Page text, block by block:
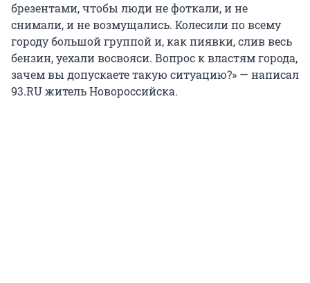
брезентами, чтобы люди не фоткали, и не
снимали, и не возмущались. Колесили по всему
городу большой группой и, как пиявки, слив весь
бензин, уехали восвояси. Вопрос к властям города,
зачем вы допускаете такую ситуацию?» — написал
93.RU житель Новороссийска.